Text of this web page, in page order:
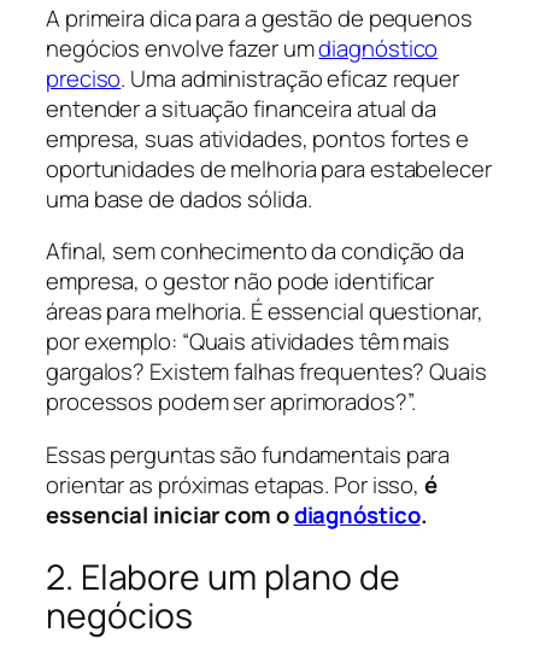
A primeira dica para a gestão de pequenos
negócios envolve fazer umdiagnóstico
preciso. Uma administração eficaz requer
entender a situação financeira atual da
empresa, suas atividades, pontos fortes e
oportunidades de melhoria para estabelecer
uma base de dados sólida.
Afinal, sem conhecimento da condição da
empresa, o gestor não pode identificar
áreas para melhoria. É essencial questionar,
por exemplo: “Quais atividades têm mais
gargalos? Existem falhas frequentes? Quais
processos podem ser aprimorados?”.
Essas perguntas são fundamentais para
orientar as próximas etapas. Por isso,é
essencial iniciar com odiagnóstico.
2. Elabore um plano de
negócios